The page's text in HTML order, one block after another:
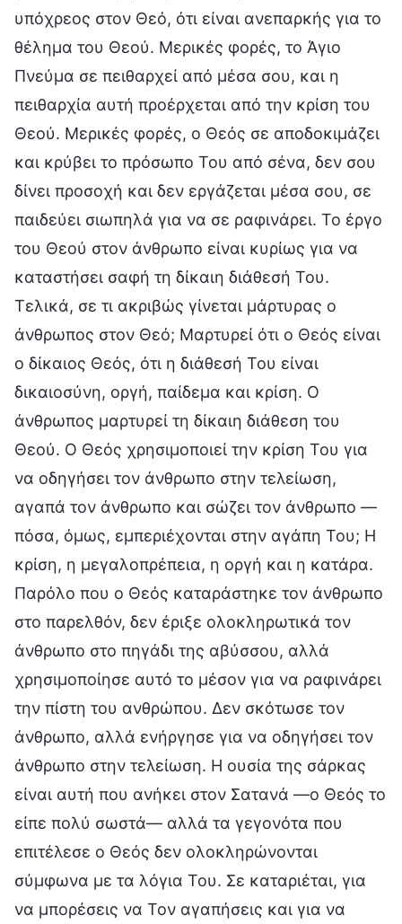
υπόχρεος στον Θεό, ότι είναι ανεπαρκής για το
θέλημα του Θεού. Μερικές φορές, το Άγιο
Πνεύμα σε πειθαρχεί από μέσα σου, και η
πειθαρχία αυτή προέρχεται από την κρίση του
Θεού. Μερικές φορές, ο Θεός σε αποδοκιμάζει
και κρύβει το πρόσωπο Του από σένα, δεν σου
δίνει προσοχή και δεν εργάζεται μέσα σου, σε
παιδεύει σιωπηλά για να σε ραφινάρει. Το έργο
του Θεού στον άνθρωπο είναι κυρίως για να
καταστήσει σαφή τη δίκαιη διάθεσή Του.
Τελικά, σε τι ακριβώς γίνεται μάρτυρας ο
άνθρωπος στον Θεό; Μαρτυρεί ότι ο Θεός είναι
ο δίκαιος Θεός, ότι η διάθεσή Του είναι
δικαιοσύνη, οργή, παίδεμα και κρίση. Ο
άνθρωπος μαρτυρεί τη δίκαιη διάθεση του
Θεού. Ο Θεός χρησιμοποιεί την κρίση Του για
να οδηγήσει τον άνθρωπο στην τελείωση,
αγαπά τον άνθρωπο και σώζει τον άνθρωπο —
πόσα, όμως, εμπεριέχονται στην αγάπη Του; Η
κρίση, η μεγαλοπρέπεια, η οργή και η κατάρα.
Παρόλο που ο Θεός καταράστηκε τον άνθρωπο
στο παρελθόν, δεν έριξε ολοκληρωτικά τον
άνθρωπο στο πηγάδι της αβύσσου, αλλά
χρησιμοποίησε αυτό το μέσον για να ραφινάρει
την πίστη του ανθρώπου. Δεν σκότωσε τον
άνθρωπο, αλλά ενήργησε για να οδηγήσει τον
άνθρωπο στην τελείωση. Η ουσία της σάρκας
είναι αυτή που ανήκει στον Σατανά —ο Θεός το
είπε πολύ σωστά— αλλά τα γεγονότα που
επιτέλεσε ο Θεός δεν ολοκληρώνονται
σύμφωνα με τα λόγια Του. Σε καταριέται, για
να μπορέσεις να Τον αγαπήσεις και για να